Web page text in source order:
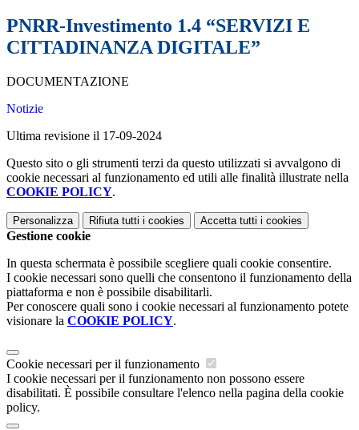
PNRR-Investimento 1.4 “SERVIZI E
CITTADINANZA DIGITALE”
DOCUMENTAZIONE
Notizie
Ultima revisione il 17-09-2024
Questo sito o gli strumenti terzi da questo utilizzati si avvalgono di
cookie necessari al funzionamento ed utili alle finalità illustrate nella
COOKIE POLICY.
Personalizza Rifiuta tutti i cookies Accetta tutti i cookies
Gestione cookie
In questa schermata è possibile scegliere quali cookie consentire.
I cookie necessari sono quelli che consentono il funzionamento della
piattaforma e non è possibile disabilitarli.
Per conoscere quali sono i cookie necessari al funzionamento potete
visionare la COOKIE POLICY.
Cookie necessari per il funzionamento
I cookie necessari per il funzionamento non possono essere
disabilitati. È possibile consultare l'elenco nella pagina della cookie
policy.